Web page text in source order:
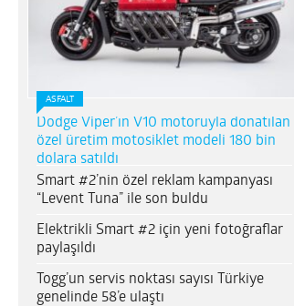
ASFALT
Dodge Viper’ın V10 motoruyla donatılan
özel üretim motosiklet modeli 180 bin
dolara satıldı
Smart #2’nin özel reklam kampanyası
“Levent Tuna” ile son buldu
Elektrikli Smart #2 için yeni fotoğraflar
paylaşıldı
Togg’un servis noktası sayısı Türkiye
genelinde 58’e ulaştı